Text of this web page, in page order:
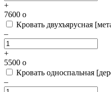
+
7600 o
Кровать двухъярусная
–
+
5500 o
Кровать односпальная
–